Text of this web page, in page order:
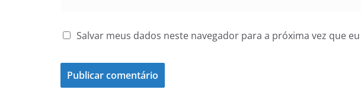
Salvar meus dados neste navegador para a próxima vez que